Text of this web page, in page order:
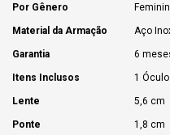
Por Gênero
Material da Armação Aço
Garantia 6
Itens Inclusos 1
Lente 5,6 cm
Ponte 1,8 cm